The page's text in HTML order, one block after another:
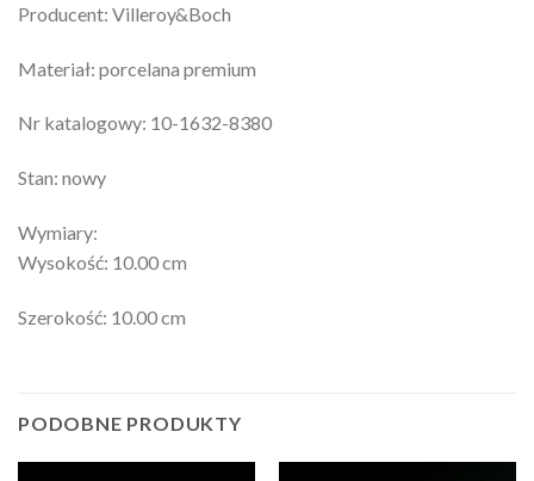
Producent: Villeroy&Boch
Materiał: porcelana premium
Nr katalogowy: 10-1632-8380
Stan: nowy
Wymiary:
Wysokość: 10.00 cm
Szerokość: 10.00 cm
PODOBNE PRODUKTY